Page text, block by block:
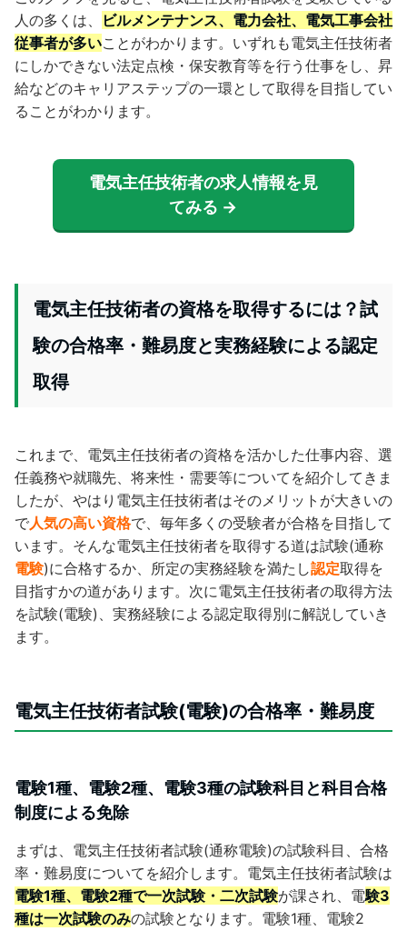
人の多くは、
ビルメンテナンス、電力会社、電気工事会社
従事者が多いことがわかります。いずれも電気主任技術者
にしかできない法定点検・保安教育等を行う仕事をし、昇
給などのキャリアステップの一環として取得を目指してい
ることがわかります。
電気主任技術者の求人情報を見
てみる →
電気主任技術者の資格を取得するには？試
験の合格率・難易度と実務経験による認定
取得
これまで、電気主任技術者の資格を活かした仕事内容、選
任義務や就職先、将来性・需要等についてを紹介してきま
したが、やはり電気主任技術者はそのメリットが大きいの
で人気の高い資格で、毎年多くの受験者が合格を目指して
います。そんな電気主任技術者を取得する道は試験(通称
電験)に合格するか、所定の実務経験を満たし認定取得を
目指すかの道があります。次に電気主任技術者の取得方法
を試験(電験)、実務経験による認定取得別に解説していき
ます。
電気主任技術者試験(電験)の合格率・難易度
電験1種、電験2種、電験3種の試験科目と科目合格
制度による免除
まずは、電気主任技術者試験(通称電験)の試験科目、合格
率・難易度についてを紹介します。電気主任技術者試験は
電験1種、電験2種で一次試験・二次試験が課され、電験3
種は一次試験のみの試験となります。電験1種、電験2